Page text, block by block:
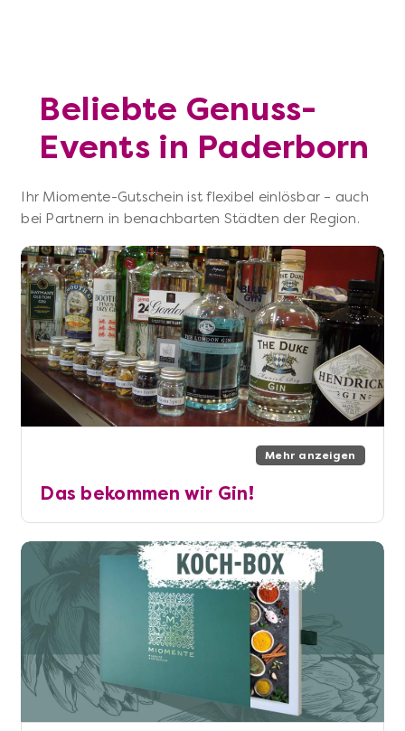
Beliebte Genuss-
Events in Paderborn
Ihr Miomente-Gutschein ist flexibel einlösbar – auch
bei Partnern in benachbarten Städten der Region.
Mehr anzeigen
Das bekommen wir Gin!